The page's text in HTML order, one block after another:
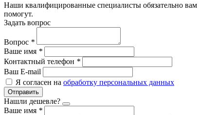
Наши квалифицированные специалисты обязательно вам
помогут.
Задать вопрос
Вопрос *
Ваше имя *
Контактный телефон *
Ваш E-mail
Я согласен на обработку персональных данных
Отправить
Нашли дешевле?
Ваше имя *